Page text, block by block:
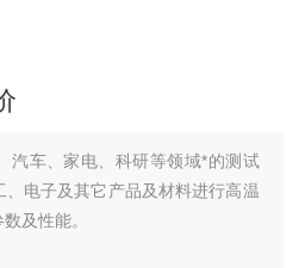
汽车、家电、科研等领域*的测试
电子及其它产品及材料进行高温
及性能。